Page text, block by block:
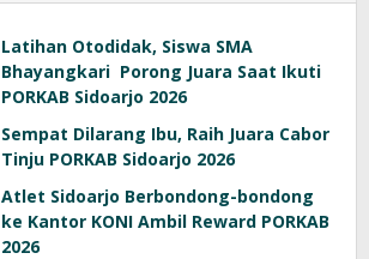
Latihan Otodidak, Siswa SMA
Bhayangkari Porong Juara Saat Ikuti
PORKAB Sidoarjo 2026
Sempat Dilarang Ibu, Raih Juara Cabor
Tinju PORKAB Sidoarjo 2026
Atlet Sidoarjo Berbondong-bondong
ke Kantor KONI Ambil Reward PORKAB
2026